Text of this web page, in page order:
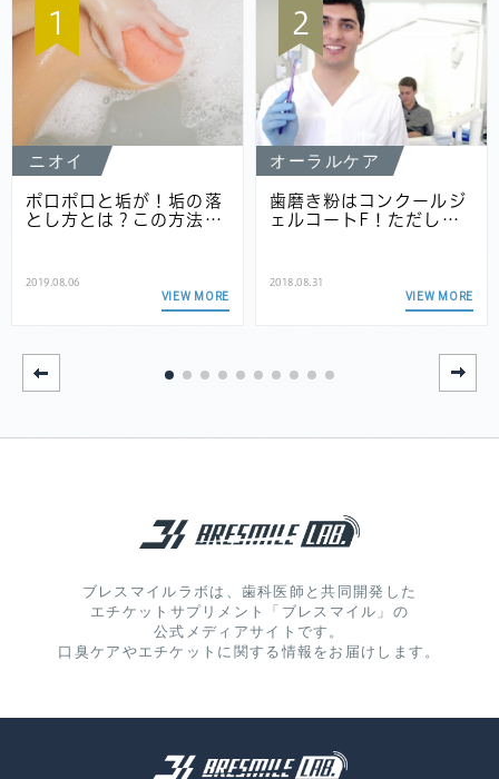
1
ニオイ
ポロポロと垢が！垢の落
とし方とは？この方法…
2019.08.06
VIEW MORE
2
オーラルケア
歯磨き粉はコンクールジ
ェルコートF！ただし…
2018.08.31
VIEW MORE
ブレスマイルラボは、歯科医師と共同開発した
エチケットサプリメント「ブレスマイル」の
公式メディアサイトです。
口臭ケアやエチケットに関する情報をお届けします。